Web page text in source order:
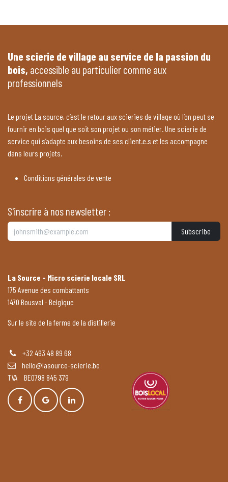
Une scierie de village au service de la passion du
bois, accessible au particulier comme aux
professionnels
Le projet La source, c’est le retour aux scieries de village où l’on peut se
fournir en bois quel que soit son projet ou son métier. Une scierie de
service qui s’adapte aux besoins de ses client.e.s et les accompagne
dans leurs projets.
Conditions générales de vente
S'inscrire à nos newsletter :
Subscribe
La Source - Micro scierie locale SRL
175 Avenue des combattants
1470 Bousval - Belgique
Sur le site de la ferme de la distillerie
+32 493 48 89 68
hello@lasource-scierie.be
TVA BE0798 845 379